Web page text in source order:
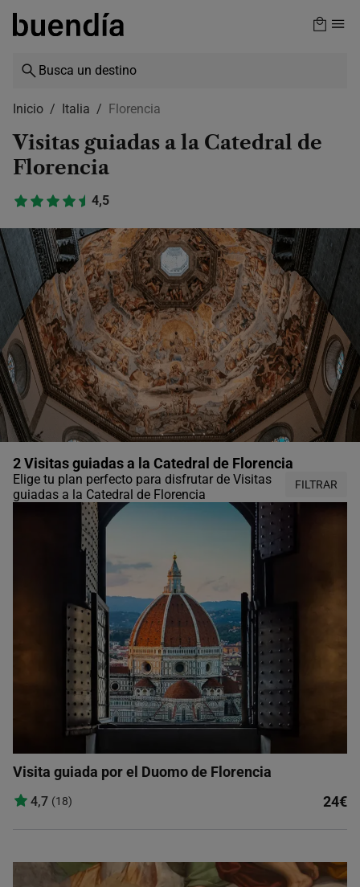
Skip
content
Inicio Italia Florencia
Visitas guiadas a la Catedral de
Florencia
4,5
2 Visitas guiadas a la Catedral de Florencia
Elige tu plan perfecto para disfrutar de Visitas
guiadas a la Catedral de Florencia
FILTRAR
Visita guiada por el Duomo de Florencia
4,7 (18) 24€